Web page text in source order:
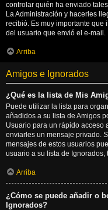
controlar quién ha enviado
La Administración y hacerles
recibió. Es muy importante que
del usuario que envió el e-
Arriba
Amigos e Ignorados
¿Qué es la lista de Mis
Puede utilizar la lista para
añadidos a su lista de Amigos
Usuario para un rápido acceso
enviarles un mensaje privado.
mensajes de estos usuarios
usuario a su lista de
Arriba
¿Cómo se puede añadir o
Ignorados?